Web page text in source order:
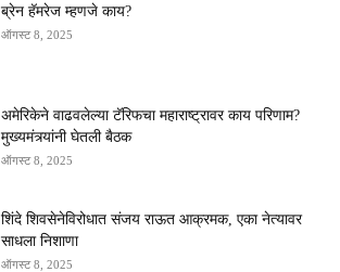
ब्रेन हॅमरेज म्हणजे काय?
ऑगस्ट 8, 2025
अमेरिकेने वाढवलेल्या टॅरिफचा महाराष्ट्रावर काय परिणाम?
मुख्यमंत्र्यांनी घेतली बैठक
ऑगस्ट 8, 2025
शिंदे शिवसेनेविरोधात संजय राऊत आक्रमक, एका नेत्यावर
साधला निशाणा
ऑगस्ट 8, 2025